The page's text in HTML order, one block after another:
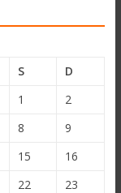
S
D
1
2
8
9
15
16
22
23